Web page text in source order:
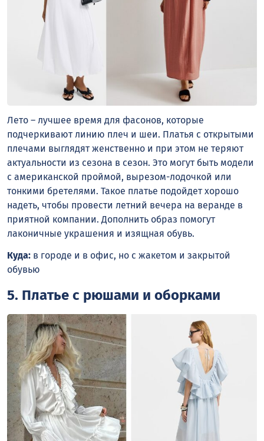
Лето – лучшее время для фасонов, которые
подчеркивают линию плеч и шеи. Платья с открытыми
плечами выглядят женственно и при этом не теряют
актуальности из сезона в сезон. Это могут быть модели
с американской проймой, вырезом-лодочкой или
тонкими бретелями. Такое платье подойдет хорошо
надеть, чтобы провести летний вечера на веранде в
приятной компании. Дополнить образ помогут
лаконичные украшения и изящная обувь.
Куда: в городе и в офис, но с жакетом и закрытой
обувью
5. Платье с рюшами и оборками